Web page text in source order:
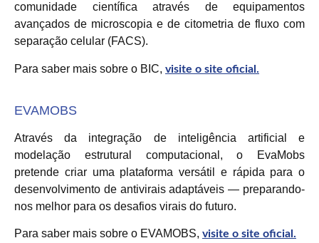
comunidade científica através de equipamentos
avançados de microscopia e de citometria de fluxo com
separação celular (FACS).
Para saber mais sobre o BIC, visite o site oficial.
EVAMOBS
Através da integração de inteligência artificial e
modelação estrutural computacional, o EvaMobs
pretende criar uma plataforma versátil e rápida para o
desenvolvimento de antivirais adaptáveis — preparando-
nos melhor para os desafios virais do futuro.
Para saber mais sobre o EVAMOBS, visite o site oficial.